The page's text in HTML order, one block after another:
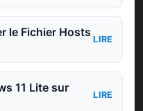
le Fichier Hosts
LIRE
11 Lite sur
LIRE